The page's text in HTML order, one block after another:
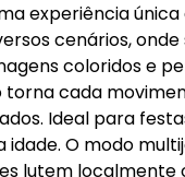
experiência
cenários,
coloridos e
torna cada
Ideal para
O modo
lutem localmente